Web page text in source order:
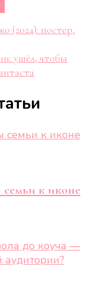
(2024): постер,
ушёл, чтобы
к иконе